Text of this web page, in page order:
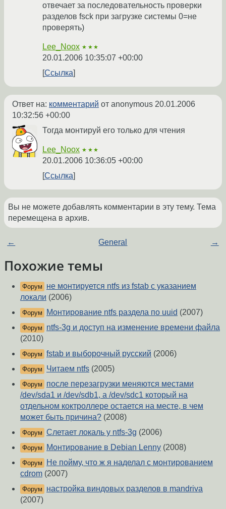
отвечает за последовательность проверки
разделов fsck при загрузке системы 0=не
проверять)
Lee_Noox ★★★
20.01.2006 10:35:07 +00:00
Ссылка
Ответ на: комментарий от anonymous 20.01.2006
10:32:56 +00:00
Тогда монтируй его только для чтения
Lee_Noox ★★★
20.01.2006 10:36:05 +00:00
Ссылка
Вы не можете добавлять комментарии в эту тему. Тема
перемещена в архив.
← General →
Похожие темы
Форум
не монтируется ntfs из fstab c указанием
локали (2006)
Форум Монтирование ntfs раздела по uuid (2007)
Форум
ntfs-3g и доступ на изменение времени файла
(2010)
Форум fstab и выборочный русский (2006)
Форум Читаем ntfs (2005)
Форум
после перезагрузки меняются местами
/dev/sda1 и /dev/sdb1, а /dev/sdc1 который на
отдельном коктроллере остается на месте, в чем
может быть причина? (2008)
Форум Слетает локаль у ntfs-3g (2006)
Форум Монтирование в Debian Lenny (2008)
Форум
Не пойму, что ж я наделал с монтированием
cdrom (2007)
Форум
настройка виндовых разделов в mandriva
(2007)